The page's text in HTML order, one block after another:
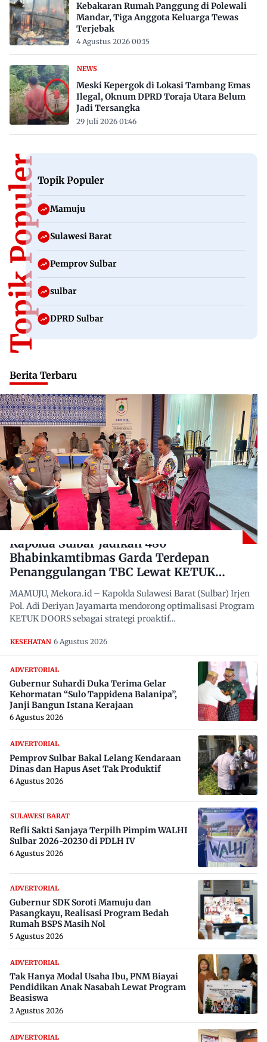
Kebakaran Rumah Panggung di Polewali
Mandar, Tiga Anggota Keluarga Tewas
Terjebak
4 Agustus 2026 00:15
NEWS
Meski Kepergok di Lokasi Tambang Emas
Ilegal, Oknum DPRD Toraja Utara Belum
Jadi Tersangka
29 Juli 2026 01:46
Topik PopulerTopik Populer
Mamuju
Sulawesi Barat
Pemprov Sulbar
sulbar
DPRD Sulbar
Berita Terbaru
Kapolda Sulbar Jadikan 480
Bhabinkamtibmas Garda Terdepan
Penanggulangan TBC Lewat KETUK
DOORS di 650 Desa
MAMUJU, Mekora.id – Kapolda Sulawesi Barat (Sulbar) Irjen
Pol. Adi Deriyan Jayamarta mendorong optimalisasi Program
KETUK DOORS sebagai strategi proaktif…
KESEHATAN 6 Agustus 2026
ADVERTORIAL
Gubernur Suhardi Duka Terima Gelar
Kehormatan “Sulo Tappidena Balanipa”,
Janji Bangun Istana Kerajaan
6 Agustus 2026
ADVERTORIAL
Pemprov Sulbar Bakal Lelang Kendaraan
Dinas dan Hapus Aset Tak Produktif
6 Agustus 2026
SULAWESI BARAT
Refli Sakti Sanjaya Terpilh Pimpim WALHI
Sulbar 2026-20230 di PDLH IV
6 Agustus 2026
ADVERTORIAL
Gubernur SDK Soroti Mamuju dan
Pasangkayu, Realisasi Program Bedah
Rumah BSPS Masih Nol
5 Agustus 2026
ADVERTORIAL
Tak Hanya Modal Usaha Ibu, PNM Biayai
Pendidikan Anak Nasabah Lewat Program
Beasiswa
2 Agustus 2026
ADVERTORIAL